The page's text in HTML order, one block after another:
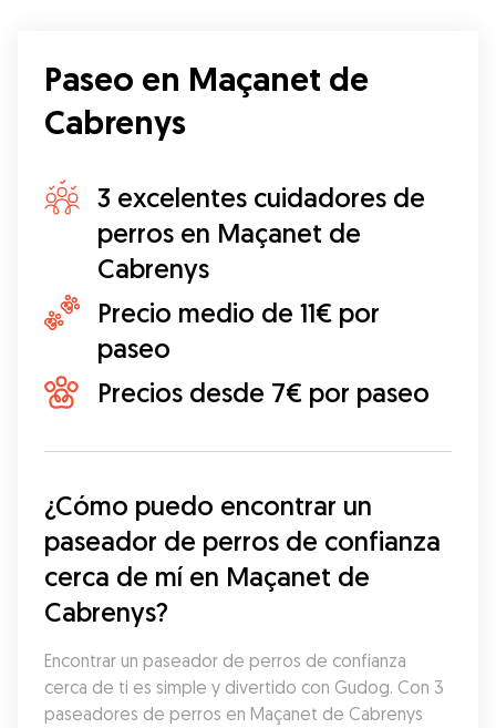
Paseo en Maçanet de
Cabrenys
3 excelentes cuidadores de
perros en Maçanet de
Cabrenys
Precio medio de 11€ por
paseo
Precios desde 7€ por paseo
¿Cómo puedo encontrar un
paseador de perros de confianza
cerca de mí en Maçanet de
Cabrenys?
Encontrar un paseador de perros de confianza
cerca de ti es simple y divertido con Gudog. Con 3
paseadores de perros en Maçanet de Cabrenys